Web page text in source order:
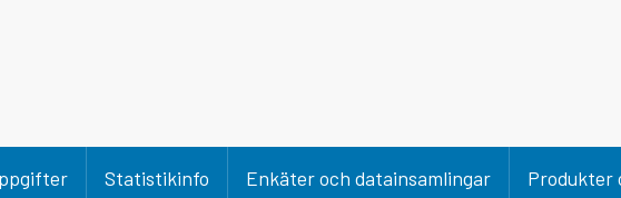
Statistikinfo Enkäter och datainsamlingar Produkter